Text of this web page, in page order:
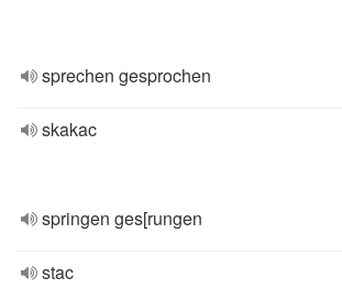
sprechen gesprochen
skakac
springen ges[rungen
stac